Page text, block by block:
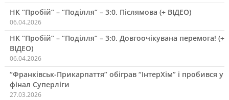
НК “Пробій” – “Поділля” – 3:0. Післямова (+ ВІДЕО)
06.04.2026
НК “Пробій” – “Поділля” – 3:0. Довгоочікувана перемога! (+
ВІДЕО)
06.04.2026
“Франківськ-Прикарпаття” обіграв “ІнтерХім” і пробився у
фінал Суперліги
27.03.2026